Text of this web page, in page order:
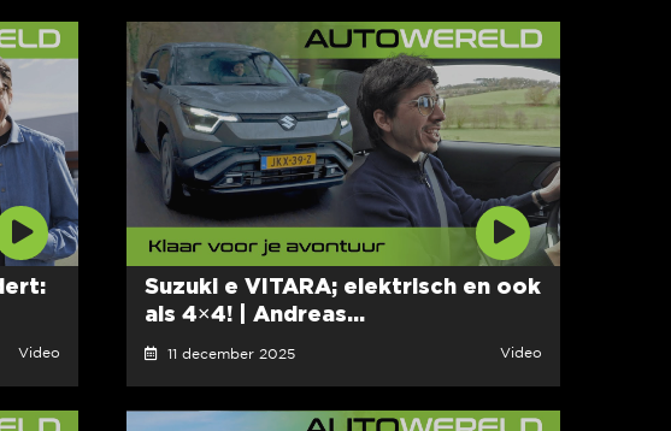
Video
Suzuki e VITARA; elektrisch en ook
als 4×4! | Andreas...
11 december 2025 Video